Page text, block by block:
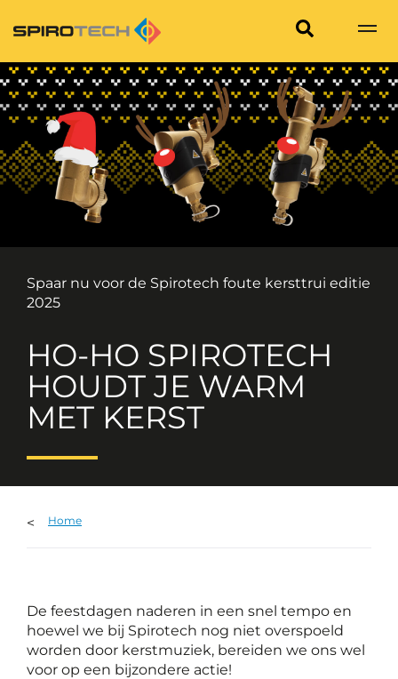
Spaar nu voor de Spirotech foute kersttrui editie
2025
HO-HO SPIROTECH
HOUDT JE WARM
MET KERST
Home
De feestdagen naderen in een snel tempo en
hoewel we bij Spirotech nog niet overspoeld
worden door kerstmuziek, bereiden we ons wel
voor op een bijzondere actie!